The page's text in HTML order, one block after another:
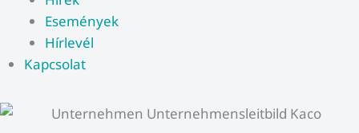
Események
Hírlevél
Kapcsolat